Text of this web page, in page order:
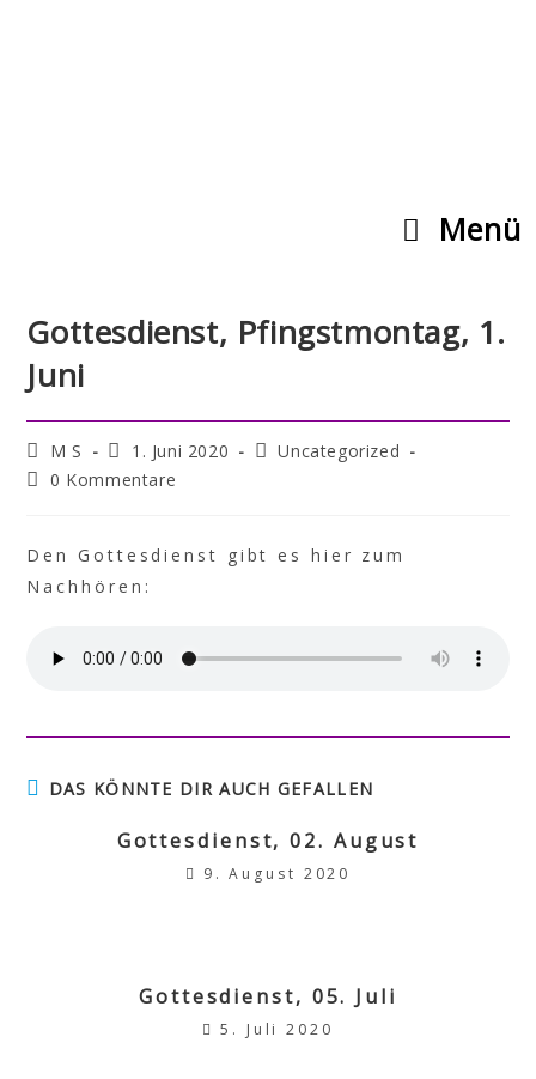
Menü
Gottesdienst, Pfingstmontag, 1.
Juni
M S 1. Juni 2020
Uncategorized
0 Kommentare
Den Gottesdienst gibt es hier zum
Nachhören:
DAS KÖNNTE DIR AUCH GEFALLEN
Gottesdienst, 02. August
9. August 2020
Gottesdienst, 05. Juli
5. Juli 2020